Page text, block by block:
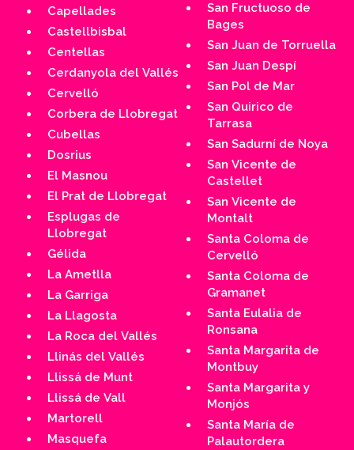
Capellades
Castellbisbal
Centellas
Cerdanyola del Vallés
Cervelló
Corbera de Llobregat
Cubellas
Dosrius
El Masnou
El Prat de Llobregat
Esplugas de
Llobregat
Gélida
La Ametlla
La Garriga
La Llagosta
La Roca del Vallés
Llinás del Vallés
Llissá de Munt
Llissá de Vall
Martorell
Masquefa
San Fructuoso de
Bages
San Juan de Torruella
San Juan Despí
San Pol de Mar
San Quirico de
Tarrasa
San Sadurní de Noya
San Vicente de
Castellet
San Vicente de
Montalt
Santa Coloma de
Cervelló
Santa Coloma de
Gramanet
Santa Eulalia de
Ronsana
Santa Margarita de
Montbuy
Santa Margarita y
Monjós
Santa María de
Palautordera